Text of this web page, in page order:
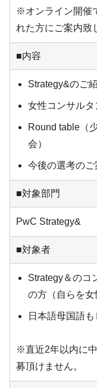
※オンライン開催
れた方にご案内致
■内容
Strategy&のご
女性コンサル
Round table（
会）
今後の選考のご
■対象部門
PwC Strategy&
■対象者
Strategy＆のコ
の方（自らを女
日本語母国語
※直近2年以内に
募頂けません。